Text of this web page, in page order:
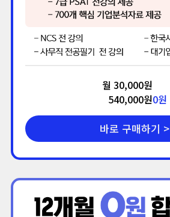
월 30,000원
540,000원0원
바로 구매하기 >